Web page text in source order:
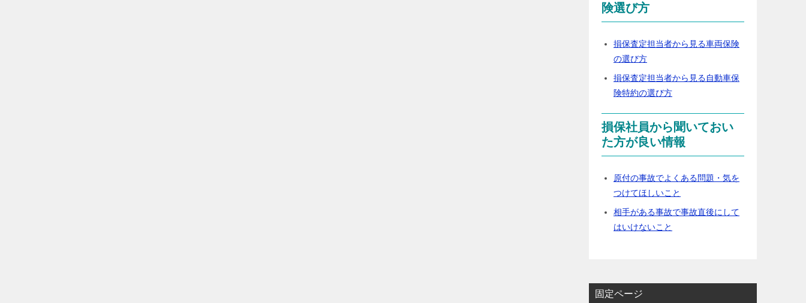
険選び方
損保査定担当者から見る車両保険
の選び方
損保査定担当者から見る自動車保
険特約の選び方
損保社員から聞いておい
た方が良い情報
原付の事故でよくある問題・気を
つけてほしいこと
相手がある事故で事故直後にして
はいけないこと
固定ページ